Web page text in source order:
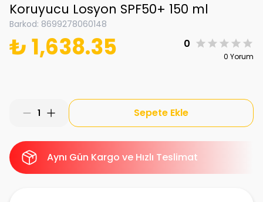
Koruyucu Losyon SPF50+ 150 ml
Barkod: 8699278060148
₺ 1,638.35 0
0 Yorum
1 Sepete Ekle
Aynı Gün Kargo ve Hızlı Teslimat